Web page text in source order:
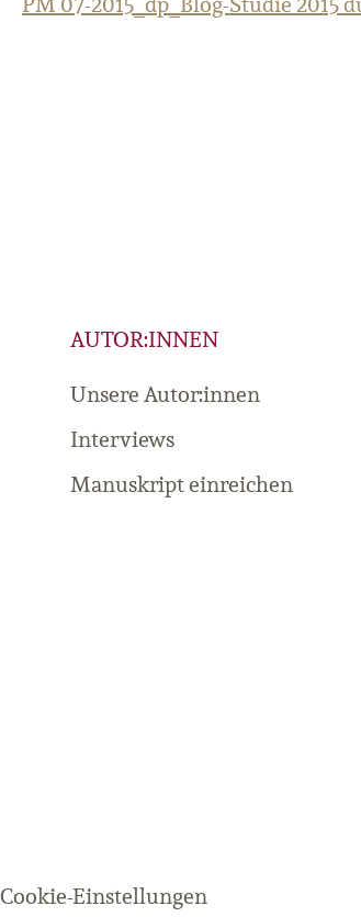
AUTOR:INNEN
Unsere Autor:innen
Interviews
Manuskript einreichen
Cookie-Einstellungen